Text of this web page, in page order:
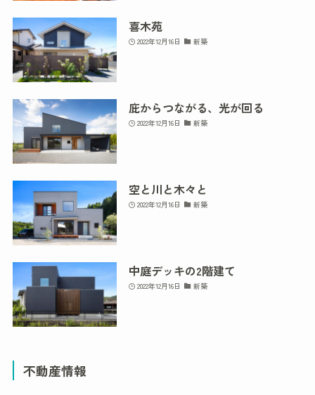
喜木苑
2022年12月16日 新築
庇からつながる、光が回る
2022年12月16日 新築
空と川と木々と
2022年12月16日 新築
中庭デッキの2階建て
2022年12月16日 新築
不動産情報